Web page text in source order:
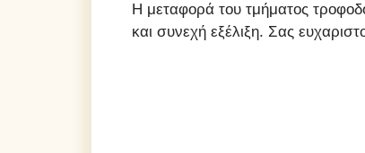
Η μεταφορά του τμήματος
και συνεχή εξέλιξη. Σας